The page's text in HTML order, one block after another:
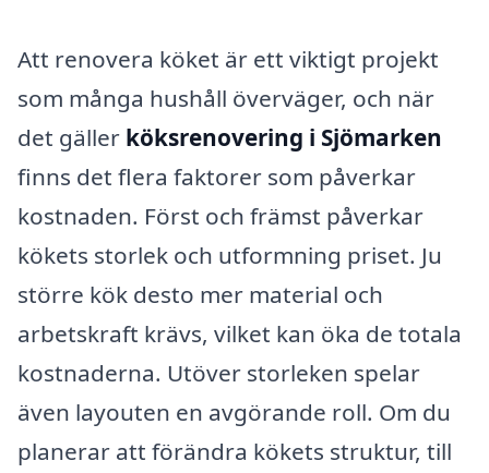
Att renovera köket är ett viktigt projekt
som många hushåll överväger, och när
det gäller köksrenovering i Sjömarken
finns det flera faktorer som påverkar
kostnaden. Först och främst påverkar
kökets storlek och utformning priset. Ju
större kök desto mer material och
arbetskraft krävs, vilket kan öka de totala
kostnaderna. Utöver storleken spelar
även layouten en avgörande roll. Om du
planerar att förändra kökets struktur, till